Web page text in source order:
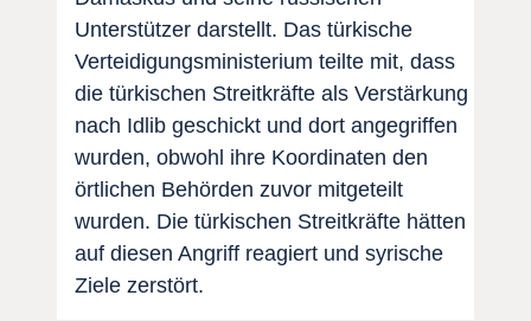
Unterstützer darstellt. Das türkische
Verteidigungsministerium teilte mit, dass
die türkischen Streitkräfte als Verstärkung
nach Idlib geschickt und dort angegriffen
wurden, obwohl ihre Koordinaten den
örtlichen Behörden zuvor mitgeteilt
wurden. Die türkischen Streitkräfte hätten
auf diesen Angriff reagiert und syrische
Ziele zerstört.